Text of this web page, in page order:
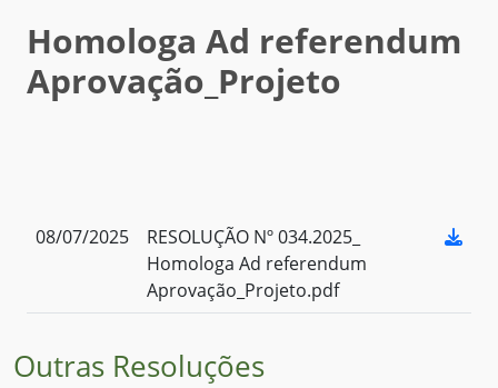
Homologa Ad referendum
Aprovação_Projeto
08/07/2025
RESOLUÇÃO Nº 034.2025_
Homologa Ad referendum
Aprovação_Projeto.pdf
Outras Resoluções